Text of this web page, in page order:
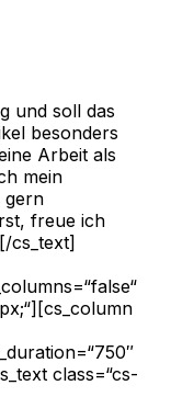
und soll das
besonders
Arbeit als
mein
gern
freue ich
cs_text]
class=“cs-